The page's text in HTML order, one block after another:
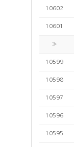
10602
10601
»
10599
10598
10597
10596
10595